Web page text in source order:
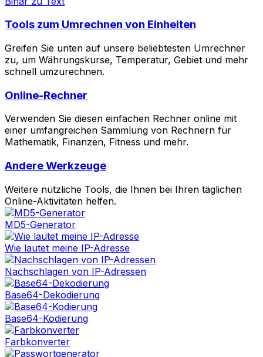
Tools zum Umrechnen von Einheiten
Greifen Sie unten auf unsere beliebtesten Umrechner
zu, um Währungskurse, Temperatur, Gebiet und mehr
schnell umzurechnen.
Online-Rechner
Verwenden Sie diesen einfachen Rechner online mit
einer umfangreichen Sammlung von Rechnern für
Mathematik, Finanzen, Fitness und mehr.
Andere Werkzeuge
Weitere nützliche Tools, die Ihnen bei Ihren täglichen
Online-Aktivitäten helfen.
MD5-Generator
Wie lautet meine IP-Adresse
Nachschlagen von IP-Adressen
Base64-Dekodierung
Base64-Kodierung
Farbkonverter